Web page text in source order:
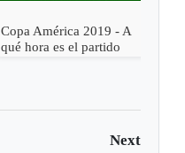
Copa América 2019 - A
qué hora es el partido
Next